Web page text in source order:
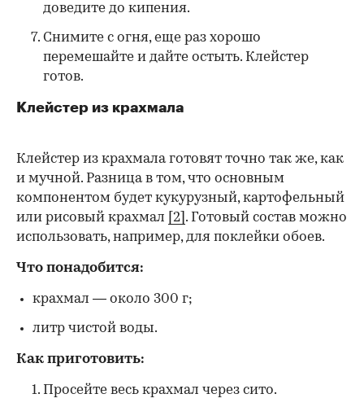
доведите до кипения.
Снимите с огня, еще раз хорошо
перемешайте и дайте остыть. Клейстер
готов.
Клейстер из крахмала
Клейстер из крахмала готовят точно так же, как
и мучной. Разница в том, что основным
компонентом будет кукурузный, картофельный
или рисовый крахмал
[2] . Готовый состав можно
использовать, например, для поклейки обоев.
Что понадобится:
крахмал — около 300 г;
литр чистой воды.
Как приготовить:
Просейте весь крахмал через сито.